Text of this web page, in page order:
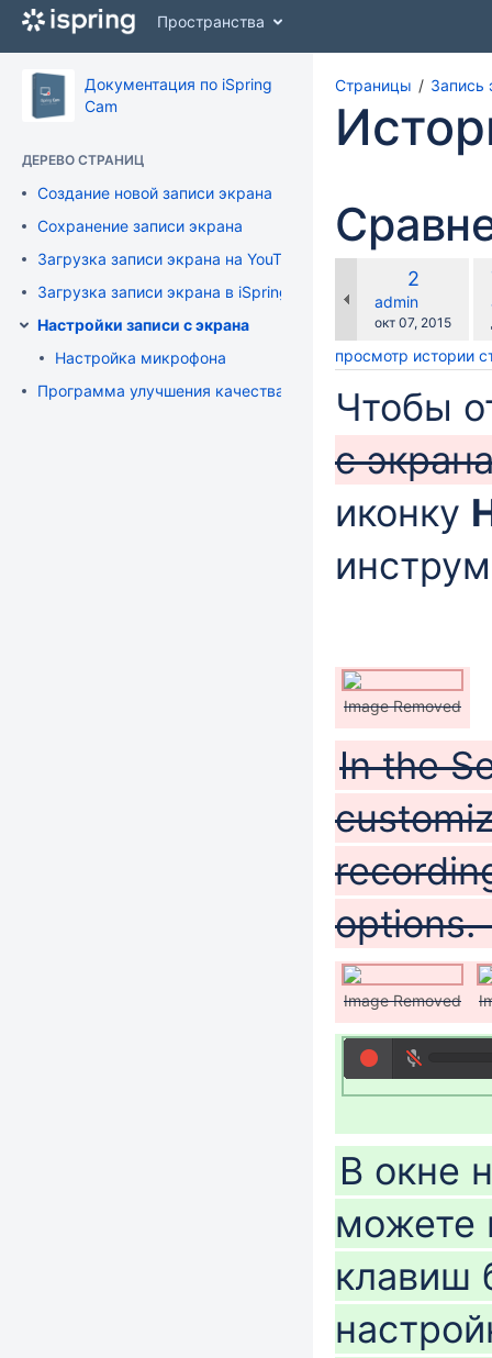
Перейти
главному
содержимому
assistive.skiplink.to.breadcrumbs
assistive.skiplink.to.header.menu
assistive.skiplink.to.quick.search
Пространства
Документация по iSpring
Cam
ДЕРЕВО СТРАНИЦ
Создание новой записи экрана
Сохранение записи экрана
Загрузка записи экрана на YouTube
Загрузка записи экрана в iSpring Cloud
Настройки записи с экрана
Настройка микрофона
Программа улучшения качества продукта
Страницы Запись
Старая
версия
2
admin
Сохранено
окт 07, 2015
просмотр истории
Чтобы
с
иконку
Image Removed
In the
Image Removed
В окне
можете
клавиш